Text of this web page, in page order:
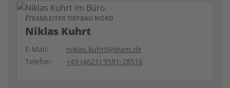
TEAMLEITER TIEFBAU NORD
Niklas Kuhrt
E-Mail:
niklas.kuhrt@team.de
Telefon:
+49 (4621) 9581-28516